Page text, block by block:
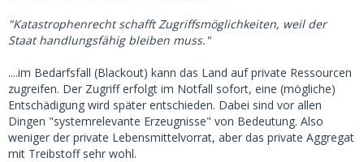
"Katastrophenrecht schafft Zugriffsmöglichkeiten, weil der
Staat handlungsfähig bleiben muss."
....im Bedarfsfall (Blackout) kann das Land auf private Ressourcen
zugreifen. Der Zugriff erfolgt im Notfall sofort, eine (mögliche)
Entschädigung wird später entschieden. Dabei sind vor allen
Dingen "systemrelevante Erzeugnisse" von Bedeutung. Also
weniger der private Lebensmittelvorrat, aber das private Aggregat
mit Treibstoff sehr wohl.